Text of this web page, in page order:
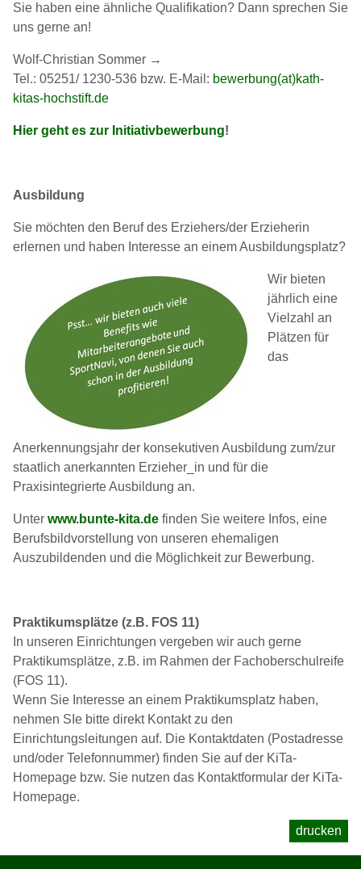
Sie haben eine ähnliche Qualifikation? Dann sprechen Sie
uns gerne an!
Wolf-Christian Sommer →
Tel.: 05251/ 1230-536 bzw. E-Mail: bewerbung(at)kath-
kitas-hochstift.de
Hier geht es zur Initiativbewerbung!
Ausbildung
Sie möchten den Beruf des Erziehers/der Erzieherin
erlernen und haben Interesse an einem Ausbildungsplatz?
Wir bieten
jährlich eine
Vielzahl an
Plätzen für
das
Anerkennungsjahr der konsekutiven Ausbildung zum/zur
staatlich anerkannten Erzieher_in und für die
Praxisintegrierte Ausbildung an.
Unter www.bunte-kita.de finden Sie weitere Infos, eine
Berufsbildvorstellung von unseren ehemaligen
Auszubildenden und die Möglichkeit zur Bewerbung.
Praktikumsplätze (z.B. FOS 11)
In unseren Einrichtungen vergeben wir auch gerne
Praktikumsplätze, z.B. im Rahmen der Fachoberschulreife
(FOS 11).
Wenn Sie Interesse an einem Praktikumsplatz haben,
nehmen SIe bitte direkt Kontakt zu den
Einrichtungsleitungen auf. Die Kontaktdaten (Postadresse
und/oder Telefonnummer) finden Sie auf der KiTa-
Homepage bzw. Sie nutzen das Kontaktformular der KiTa-
Homepage.
drucken